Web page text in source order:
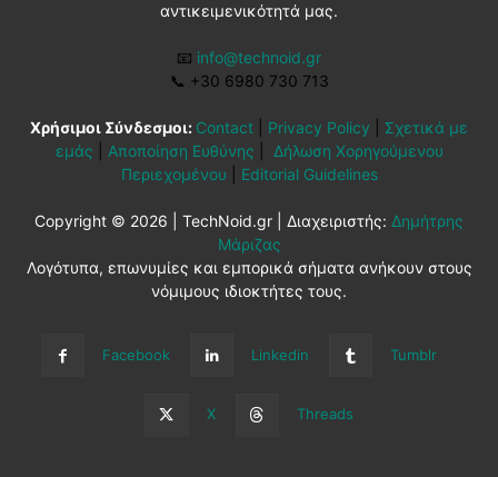
αντικειμενικότητά μας.
📧 info@technoid.gr
📞 +30 6980 730 713
Χρήσιμοι Σύνδεσμοι: Contact Privacy Policy
Σχετικά με
εμάς
Αποποίηση Ευθύνης
Δήλωση Χορηγούμενου
Περιεχομένου
Editorial Guidelines
Copyright © 2026 | TechNoid.gr | Διαχειριστής: Δημήτρης
Μάριζας
Λογότυπα, επωνυμίες και εμπορικά σήματα ανήκουν στους
νόμιμους ιδιοκτήτες τους.
Facebook Linkedin Tumblr
X Threads